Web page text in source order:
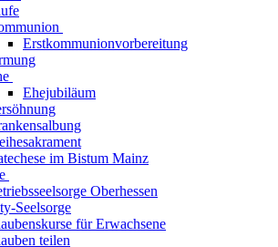
Erstkommunionvorbereitung
Ehejubiläum
im Bistum Mainz
Oberhessen
Seelsorge
für Erwachsene
teilen